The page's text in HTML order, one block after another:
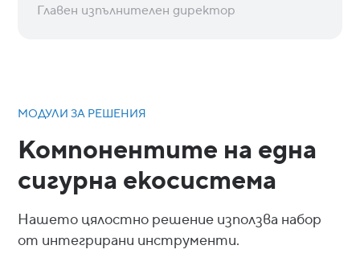
Главен изпълнителен директор
МОДУЛИ ЗА РЕШЕНИЯ
Компонентите на една
сигурна екосистема
Нашето цялостно решение използва набор
от интегрирани инструменти.